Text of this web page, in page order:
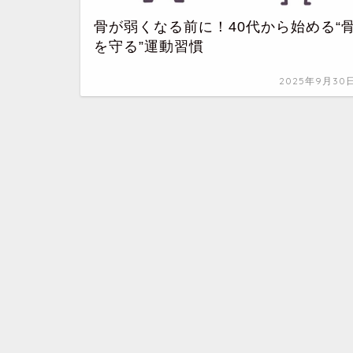
骨が弱くなる前に！40代から始める“
を守る”運動習慣
2025年9月30